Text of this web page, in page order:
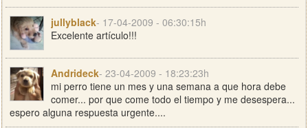
jullyblack- 17-04-2009 - 06:30:15h
Excelente artículo!!!
Andrideck- 23-04-2009 - 18:23:23h
mi perro tiene un mes y una semana a que hora debe
comer... por que come todo el tiempo y me desespera...
espero alguna respuesta urgente....